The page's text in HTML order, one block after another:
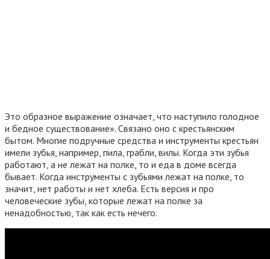
Это образное выражение означает, что наступило голодное
и бедное существование». Связано оно с крестьянским
бытом. Многие подручные средства и инструменты крестьян
имели зубья, например, пила, грабли, вилы. Когда эти зубья
работают, а не лежат на полке, то и еда в доме всегда
бывает. Когда инструменты с зубьями лежат на полке, то
значит, нет работы и нет хлеба. Есть версия и про
человеческие зубы, которые лежат на полке за
ненадобностью, так как есть нечего.